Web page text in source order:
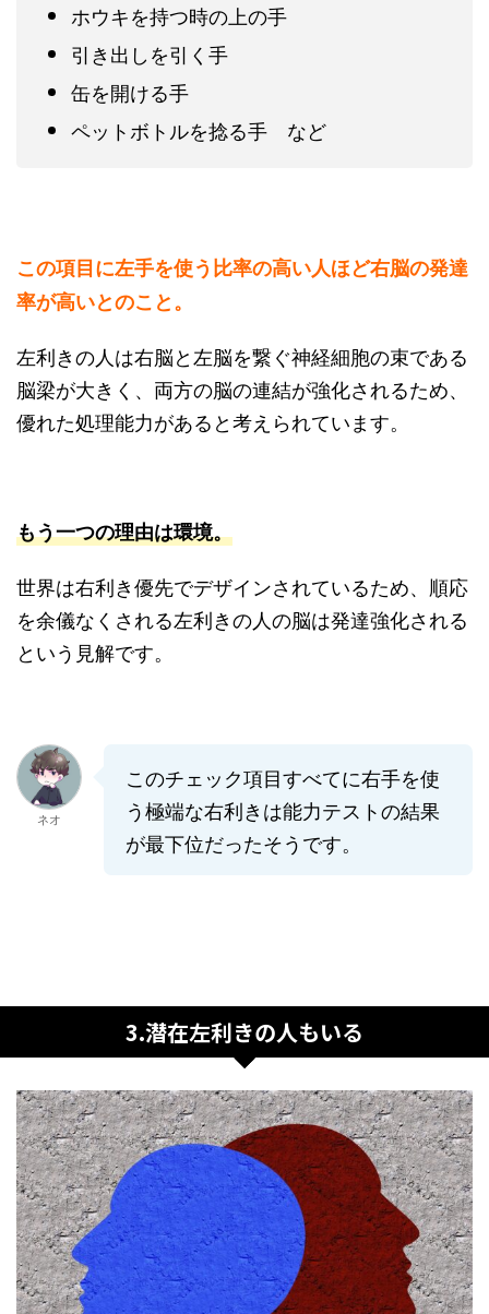
ホウキを持つ時の上の手
引き出しを引く手
缶を開ける手
ペットボトルを捻る手 など
この項目に左手を使う比率の高い人ほど右脳の発達
率が高いとのこと。
左利きの人は右脳と左脳を繋ぐ神経細胞の束である
脳梁が大きく、両方の脳の連結が強化されるため、
優れた処理能力があると考えられています。
もう一つの理由は環境。
世界は右利き優先でデザインされているため、順応
を余儀なくされる左利きの人の脳は発達強化される
という見解です。
ネオ
このチェック項目すべてに右手を使
う極端な右利きは能力テストの結果
が最下位だったそうです。
3.潜在左利きの人もいる